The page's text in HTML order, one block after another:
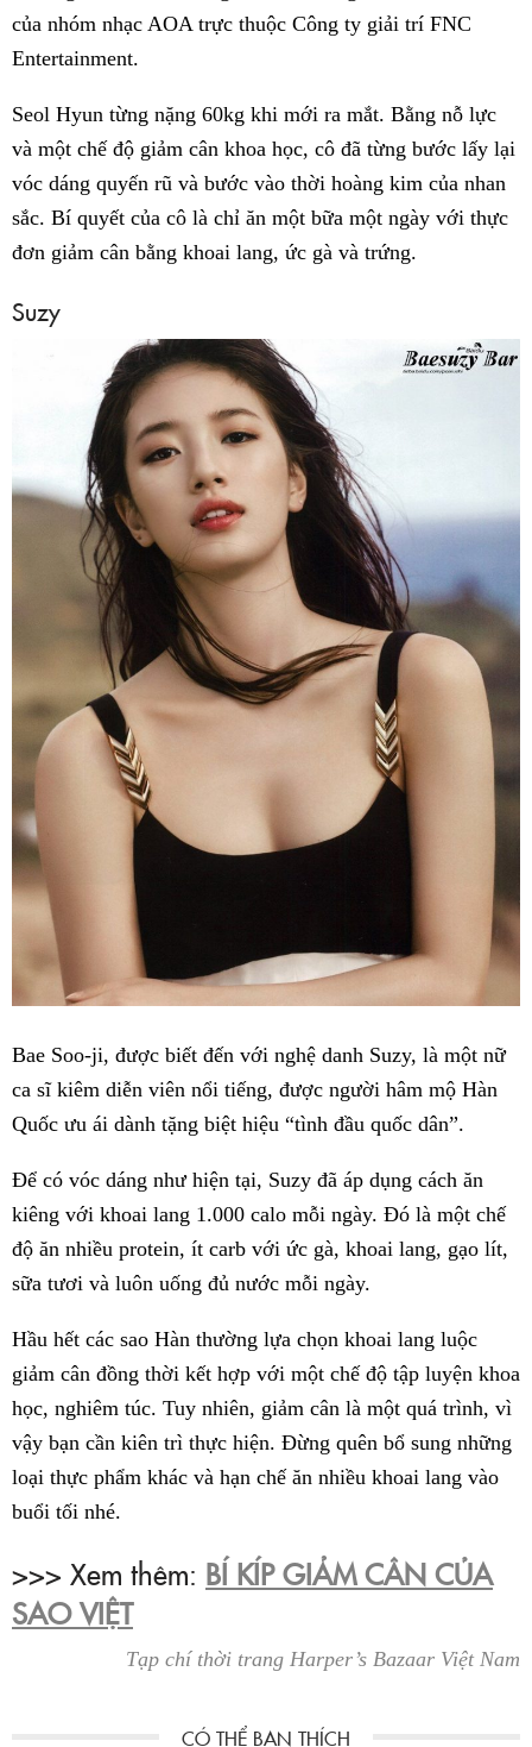
của nhóm nhạc AOA trực thuộc Công ty giải trí FNC
Entertainment.
Seol Hyun từng nặng 60kg khi mới ra mắt. Bằng nỗ lực
và một chế độ giảm cân khoa học, cô đã từng bước lấy lại
vóc dáng quyến rũ và bước vào thời hoàng kim của nhan
sắc. Bí quyết của cô là chỉ ăn một bữa một ngày với thực
đơn giảm cân bằng khoai lang, ức gà và trứng.
Suzy
Bae Soo-ji, được biết đến với nghệ danh Suzy, là một nữ
ca sĩ kiêm diễn viên nổi tiếng, được người hâm mộ Hàn
Quốc ưu ái dành tặng biệt hiệu “tình đầu quốc dân”.
Để có vóc dáng như hiện tại, Suzy đã áp dụng cách ăn
kiêng với khoai lang 1.000 calo mỗi ngày. Đó là một chế
độ ăn nhiều protein, ít carb với ức gà, khoai lang, gạo lít,
sữa tươi và luôn uống đủ nước mỗi ngày.
Hầu hết các sao Hàn thường lựa chọn khoai lang luộc
giảm cân đồng thời kết hợp với một chế độ tập luyện khoa
học, nghiêm túc. Tuy nhiên, giảm cân là một quá trình, vì
vậy bạn cần kiên trì thực hiện. Đừng quên bổ sung những
loại thực phẩm khác và hạn chế ăn nhiều khoai lang vào
buổi tối nhé.
>>> Xem thêm: BÍ KÍP GIẢM CÂN CỦA
SAO VIỆT
Tạp chí thời trang Harper’s Bazaar Việt Nam